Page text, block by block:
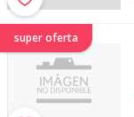
super oferta